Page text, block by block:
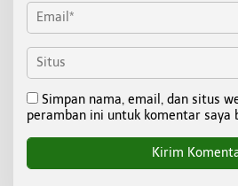
Simpan nama, email, dan situs
peramban ini untuk komentar saya